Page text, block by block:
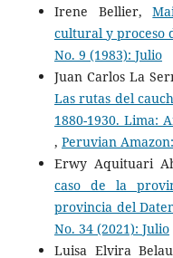
Irene Bellier,
cultural y proceso
No. 9 (1983): Julio
Juan Carlos La
Las rutas del
1880-1930. Lima:
, Peruvian
Erwy Aquituari
caso de la
provincia del
No. 34 (2021): Julio
Luisa Elvira